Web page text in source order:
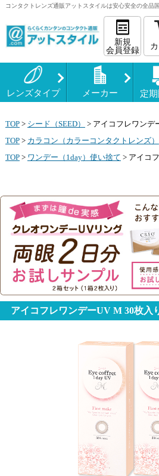
コンタクトレンズ通販アットスタイルは安心安全の全品
新規
会員登録
レンズタイプ メーカー 定
TOP> シード（SEED） > アイコフレワンデ
TOP> カラコン（カラーコンタクトレンズ）
TOP> ワンデー（1day）使い捨て > アイコ
アイコフレワンデーUV M 30枚入